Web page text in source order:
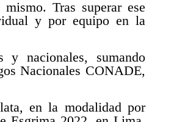
Tras superar ese
y por equipo en la
y nacionales, sumando
Nacionales CONADE,
en la modalidad por